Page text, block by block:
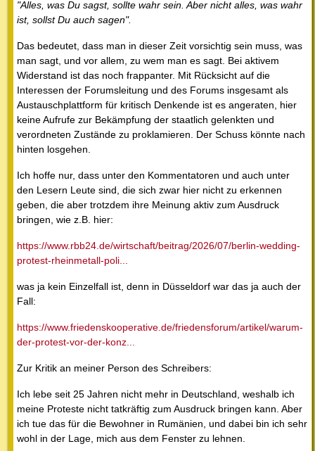
"Alles, was Du sagst, sollte wahr sein. Aber nicht alles, was wahr
ist, sollst Du auch sagen".
Das bedeutet, dass man in dieser Zeit vorsichtig sein muss, was
man sagt, und vor allem, zu wem man es sagt. Bei aktivem
Widerstand ist das noch frappanter. Mit Rücksicht auf die
Interessen der Forumsleitung und des Forums insgesamt als
Austauschplattform für kritisch Denkende ist es angeraten, hier
keine Aufrufe zur Bekämpfung der staatlich gelenkten und
verordneten Zustände zu proklamieren. Der Schuss könnte nach
hinten losgehen.
Ich hoffe nur, dass unter den Kommentatoren und auch unter
den Lesern Leute sind, die sich zwar hier nicht zu erkennen
geben, die aber trotzdem ihre Meinung aktiv zum Ausdruck
bringen, wie z.B. hier:
https://www.rbb24.de/wirtschaft/beitrag/2026/07/berlin-wedding-
protest-rheinmetall-poli...
was ja kein Einzelfall ist, denn in Düsseldorf war das ja auch der
Fall:
https://www.friedenskooperative.de/friedensforum/artikel/warum-
der-protest-vor-der-konz...
Zur Kritik an meiner Person des Schreibers:
Ich lebe seit 25 Jahren nicht mehr in Deutschland, weshalb ich
meine Proteste nicht tatkräftig zum Ausdruck bringen kann. Aber
ich tue das für die Bewohner in Rumänien, und dabei bin ich sehr
wohl in der Lage, mich aus dem Fenster zu lehnen.